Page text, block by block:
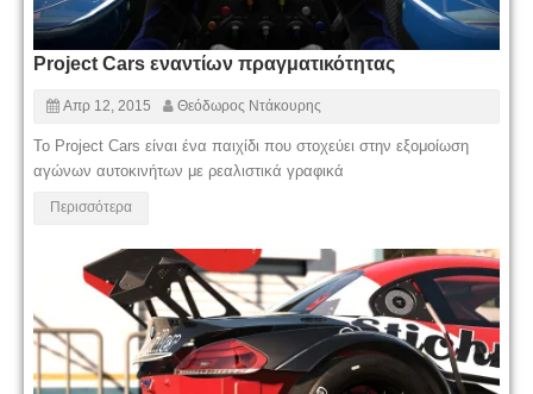
Project Cars εναντίων πραγματικότητας
Απρ 12, 2015 Θεόδωρος Ντάκουρης
Το Project Cars είναι ένα παιχίδι που στοχεύει στην εξομοίωση
αγώνων αυτοκινήτων με ρεαλιστικά γραφικά
Περισσότερα